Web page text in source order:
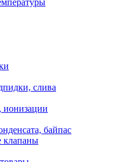
слива
ионизации
байпас
клапаны